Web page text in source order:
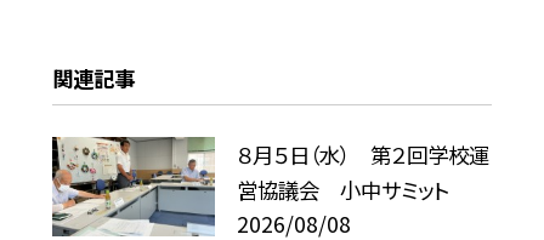
関連記事
８月５日（水） 第２回学校運
営協議会 小中サミット
2026/08/08